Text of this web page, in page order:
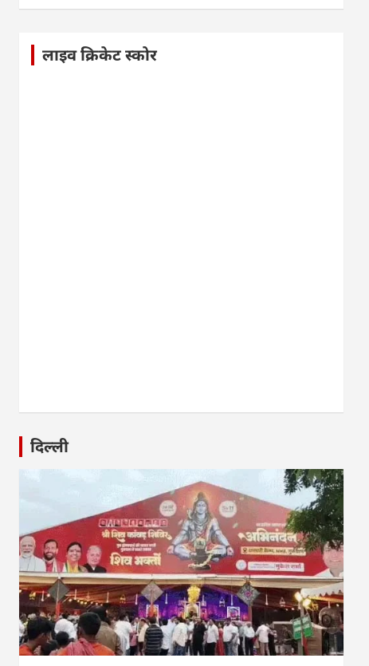
लाइव क्रिकेट स्कोर
दिल्ली